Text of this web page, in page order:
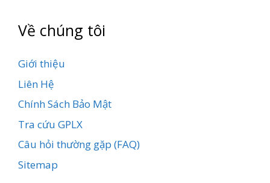
Về chúng tôi
Giới thiệu
Liên Hệ
Chính Sách Bảo Mật
Tra cứu GPLX
Câu hỏi thường gặp (FAQ)
Sitemap